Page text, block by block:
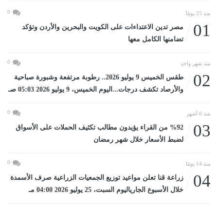
منذ 25 يومًا 0
01
مصر تدين الاعتداءات على الكويت والبحرين والأردن وتؤكد
تضامنها الكامل معها
منذ شهر واحد 0
02
طقس الخميس 9 يوليو 2026.. رطوبة مرتفعة وشبورة صباحية
والأرصاد تكشف درجات...اليوم الخميس، 9 يوليو 2026 05:03 صـ
منذ 6 أشهر 0
03
%92 من القراء يؤيدون مطالب تكثيف الحملات على الأسواق
لضبط الأسعار خلال شهر رمضان
منذ 14 يومًا 0
04
زراعة قنا تعلن مواعيد توزيع الجمعيات الزراعية صرف الأسمدة
خلال الأسبوع الجارياليوم السبت، 25 يوليو 2026 04:00 مـ